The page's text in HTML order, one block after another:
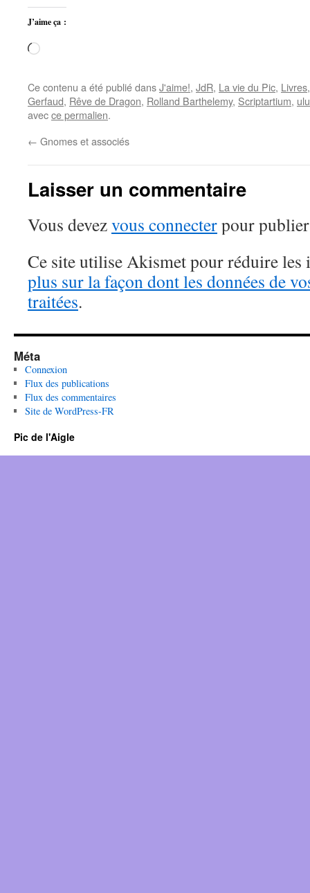
J’aime ça :
Chargement…
Ce contenu a été publié dansJ'aime!, JdR, La vie du Pic, Livres
Gerfaud, Rêve de Dragon, Rolland Barthelemy, Scriptartium,
avecce permalien.
← Gnomes et associés
Laisser un commentaire
Vous devezvous connecterpour
Ce site utilise Akismet pour réduire les
plus sur la façon dont les données de
traitées.
Méta
Connexion
Flux des publications
Flux des commentaires
Site de WordPress-FR
Pic de l'Aigle